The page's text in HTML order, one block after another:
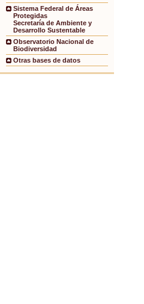
Sistema Federal de Áreas
Protegidas
Secretaría de Ambiente y
Desarrollo Sustentable
Observatorio Nacional de
Biodiversidad
Otras bases de datos